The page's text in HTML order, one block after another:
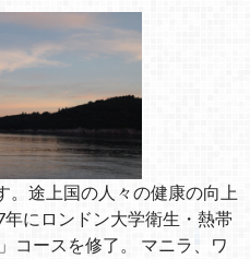
。途上国の人々の健康の向上
にロンドン大学衛生・熱帯
コースを修了。 マニラ、ワ